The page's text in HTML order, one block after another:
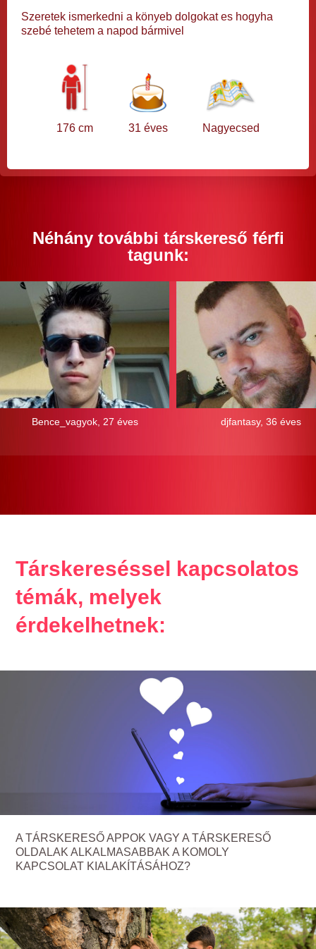
Szeretek ismerkedni a könyeb dolgokat es hogyha
szebé tehetem a napod bármivel
176 cm 31 éves Nagyecsed
Néhány további társkereső férfi
tagunk:
Bence_vagyok, 27 éves djfantasy, 36 éves
Társkereséssel kapcsolatos
témák, melyek
érdekelhetnek:
A TÁRSKERESŐ APPOK VAGY A TÁRSKERESŐ
OLDALAK ALKALMASABBAK A KOMOLY
KAPCSOLAT KIALAKÍTÁSÁHOZ?